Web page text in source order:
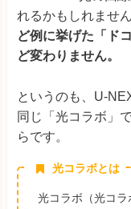
れるかもしれません
ど例に挙げた「ド
ど変わりません。
というのも、U-
同じ「光コラボ」
らです。
光コラボとは
光コラボ（光コ